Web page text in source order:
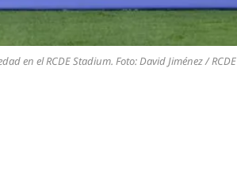
en el RCDE Stadium. Foto: David Jiménez / RCDE